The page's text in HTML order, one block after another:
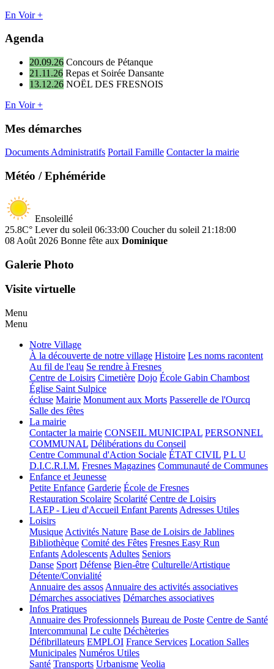
En Voir +
Agenda
20.09.26 Concours de Pétanque
21.11.26 Repas et Soirée Dansante
13.12.26 NOËL DES FRESNOIS
En Voir +
Mes démarches
Documents Administratifs Portail Famille Contacter la mairie
Météo / Ephéméride
Ensoleillé
25.8C° Lever du soleil 06:33:00 Coucher du soleil 21:18:00
08 Août 2026 Bonne fête aux Dominique
Galerie Photo
Visite virtuelle
Menu
Menu
Notre Village
À la découverte de notre village Histoire Les noms racontent
Au fil de l'eau Se rendre à Fresnes
Centre de Loisirs Cimetière Dojo École Gabin Chambost
Église Saint Sulpice
écluse Mairie Monument aux Morts Passerelle de l'Ourcq
Salle des fêtes
La mairie
Contacter la mairie CONSEIL MUNICIPAL PERSONNEL
COMMUNAL Délibérations du Conseil
Centre Communal d'Action Sociale ÉTAT CIVIL P L U
D.I.C.R.I.M. Fresnes Magazines Communauté de Communes
Enfance et Jeunesse
Petite Enfance Garderie École de Fresnes
Restauration Scolaire Scolarité Centre de Loisirs
LAEP - Lieu d'Accueil Enfant Parents Adresses Utiles
Loisirs
Musique Activités Nature Base de Loisirs de Jablines
Bibliothèque Comité des Fêtes Fresnes Easy Run
Enfants Adolescents Adultes Seniors
Danse Sport Défense Bien-être Culturelle/Artistique
Détente/Convialité
Annuaire des assos Annuaire des activités associatives
Démarches associatives Démarches associatives
Infos Pratiques
Annuaire des Professionnels Bureau de Poste Centre de Santé
Intercommunal Le culte Déchèteries
Défibrillateurs EMPLOI France Services Location Salles
Municipales Numéros Utiles
Santé Transports Urbanisme Veolia